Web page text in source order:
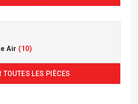
Air (10)
TOUTES LES PIÈCES